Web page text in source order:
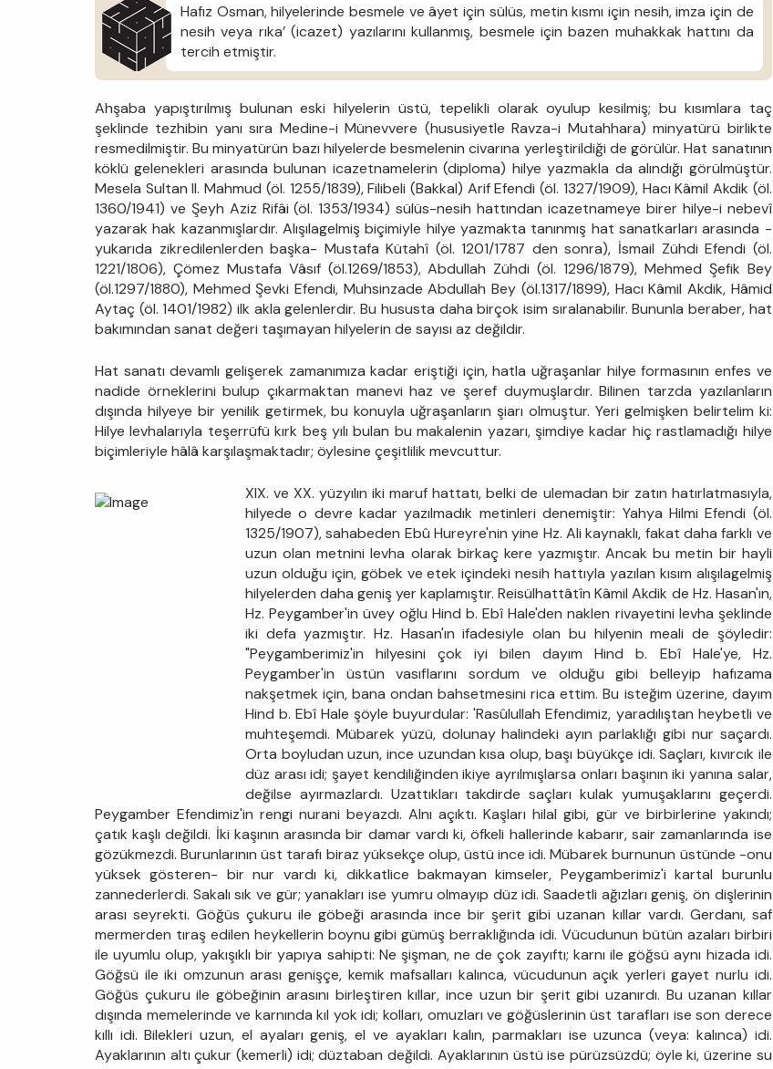
Hafız Osman, hilyelerinde besmele ve âyet için sülüs, metin kısmı için nesih, imza için de
nesih veya rıka’ (icazet) yazılarını kullanmış, besmele için bazen muhakkak hattını da
tercih etmiştir.
Ahşaba yapıştırılmış bulunan eski hilyelerin üstü, tepelikli olarak oyulup kesilmiş; bu kısımlara taç
şeklinde tezhibin yanı sıra Medine-i Münevvere (hususiyetle Ravza-i Mutahhara) minyatürü birlikte
resmedilmiştir. Bu minyatürün bazı hilyelerde besmelenin civarına yerleştirildiği de görülür. Hat sanatının
köklü gelenekleri arasında bulunan icazetnamelerin (diploma) hilye yazmakla da alındığı görülmüştür.
Mesela Sultan II. Mahmud (öl. 1255/1839), Filibeli (Bakkal) Arif Efendi (öl. 1327/1909), Hacı Kâmil Akdik (öl.
1360/1941) ve Şeyh Aziz Rifâi (öl. 1353/1934) sülüs-nesih hattından icazetnameye birer hilye-i nebevî
yazarak hak kazanmışlardır. Alışılagelmiş biçimiyle hilye yazmakta tanınmış hat sanatkarları arasında -
yukarıda zikredilenlerden başka- Mustafa Kütahî (öl. 1201/1787 den sonra), İsmail Zühdi Efendi (öl.
1221/1806), Çömez Mustafa Vâsıf (öl.1269/1853), Abdullah Zühdi (öl. 1296/1879), Mehmed Şefik Bey
(öl.1297/1880), Mehmed Şevki Efendi, Muhsinzade Abdullah Bey (öl.1317/1899), Hacı Kâmil Akdik, Hâmid
Aytaç (öl. 1401/1982) ilk akla gelenlerdir. Bu hususta daha birçok isim sıralanabilir. Bununla beraber, hat
bakımından sanat değeri taşımayan hilyelerin de sayısı az değildir.
Hat sanatı devamlı gelişerek zamanımıza kadar eriştiği için, hatla uğraşanlar hilye formasının enfes ve
nadide örneklerini bulup çıkarmaktan manevi haz ve şeref duymuşlardır. Bilinen tarzda yazılanların
dışında hilyeye bir yenilik getirmek, bu konuyla uğraşanların şiarı olmuştur. Yeri gelmişken belirtelim ki:
Hilye levhalarıyla teşerrüfü kırk beş yılı bulan bu makalenin yazarı, şimdiye kadar hiç rastlamadığı hilye
biçimleriyle hâlâ karşılaşmaktadır; öylesine çeşitlilik mevcuttur.
XIX. ve XX. yüzyılın iki maruf hattatı, belki de ulemadan bir zatın hatırlatmasıyla,
hilyede o devre kadar yazılmadık metinleri denemiştir: Yahya Hilmi Efendi (öl.
1325/1907), sahabeden Ebû Hureyre'nin yine Hz. Ali kaynaklı, fakat daha farklı ve
uzun olan metnini levha olarak birkaç kere yazmıştır. Ancak bu metin bir hayli
uzun olduğu için, göbek ve etek içindeki nesih hattıyla yazılan kısım alışılagelmiş
hilyelerden daha geniş yer kaplamıştır. Reisülhattâtîn Kâmil Akdik de Hz. Hasan'ın,
Hz. Peygamber'in üvey oğlu Hind b. Ebî Hale'den naklen rivayetini levha şeklinde
iki defa yazmıştır. Hz. Hasan'ın ifadesiyle olan bu hilyenin meali de şöyledir:
"Peygamberimiz'in hilyesini çok iyi bilen dayım Hind b. Ebî Hale'ye, Hz.
Peygamber'in üstün vasıflarını sordum ve olduğu gibi belleyip hafızama
nakşetmek için, bana ondan bahsetmesini rica ettim. Bu isteğim üzerine, dayım
Hind b. Ebî Hale şöyle buyurdular: 'Rasûlullah Efendimiz, yaradılıştan heybetli ve
muhteşemdi. Mübarek yüzü, dolunay halindeki ayın parlaklığı gibi nur saçardı.
Orta boyludan uzun, ince uzundan kısa olup, başı büyükçe idi. Saçları, kıvırcık ile
düz arası idi; şayet kendiliğinden ikiye ayrılmışlarsa onları başının iki yanına salar,
değilse ayırmazlardı. Uzattıkları takdirde saçları kulak yumuşaklarını geçerdi.
Peygamber Efendimiz'in rengi nurani beyazdı. Alnı açıktı. Kaşları hilal gibi, gür ve birbirlerine yakındı;
çatık kaşlı değildi. İki kaşının arasında bir damar vardı ki, öfkeli hallerinde kabarır, sair zamanlarında ise
gözükmezdi. Burunlarının üst tarafı biraz yüksekçe olup, üstü ince idi. Mübarek burnunun üstünde -onu
yüksek gösteren- bir nur vardı ki, dikkatlice bakmayan kimseler, Peygamberimiz'i kartal burunlu
zannederlerdi. Sakalı sık ve gür; yanakları ise yumru olmayıp düz idi. Saadetli ağızları geniş, ön dişlerinin
arası seyrekti. Göğüs çukuru ile göbeği arasında ince bir şerit gibi uzanan kıllar vardı. Gerdanı, saf
mermerden tıraş edilen heykellerin boynu gibi gümüş berraklığında idi. Vücudunun bütün azaları birbiri
ile uyumlu olup, yakışıklı bir yapıya sahipti: Ne şişman, ne de çok zayıftı; karnı ile göğsü aynı hizada idi.
Göğsü ile iki omzunun arası genişçe, kemik mafsalları kalınca, vücudunun açık yerleri gayet nurlu idi.
Göğüs çukuru ile göbeğinin arasını birleştiren kıllar, ince uzun bir şerit gibi uzanırdı. Bu uzanan kıllar
dışında memelerinde ve karnında kıl yok idi; kolları, omuzları ve göğüslerinin üst tarafları ise son derece
kıllı idi. Bilekleri uzun, el ayaları geniş, el ve ayakları kalın, parmakları ise uzunca (veya: kalınca) idi.
Ayaklarının altı çukur (kemerli) idi; düztaban değildi. Ayaklarının üstü ise pürüzsüzdü; öyle ki, üzerine su